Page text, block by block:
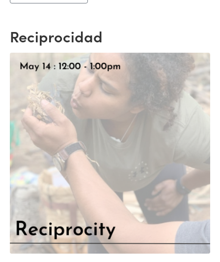
Reciprocidad